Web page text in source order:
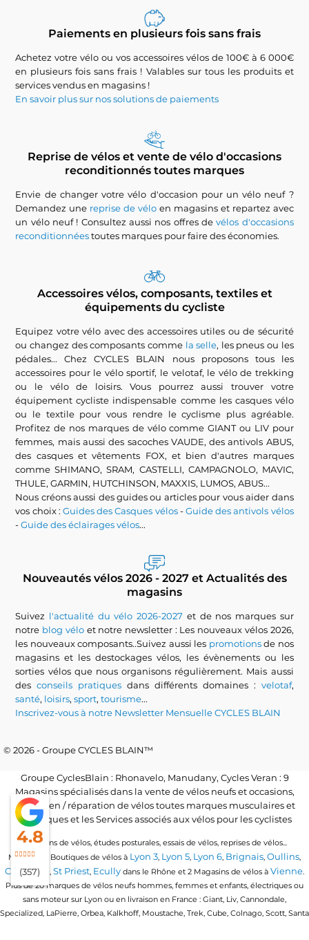
Paiements en plusieurs fois sans frais
Achetez votre vélo ou vos accessoires vélos de 100€ à 6 000€
en plusieurs fois sans frais ! Valables sur tous les produits et
services vendus en magasins !
En savoir plus sur nos solutions de paiements
Reprise de vélos et vente de vélo d'occasions
reconditionnés toutes marques
Envie de changer votre vélo d'occasion pour un vélo neuf ?
Demandez une reprise de vélo en magasins et repartez avec
un vélo neuf ! Consultez aussi nos offres devélos d'occasions
reconditionnéestoutes marques pour faire des économies.
Accessoires vélos, composants, textiles et
équipements du cycliste
Equipez votre vélo avec des accessoires utiles ou de sécurité
ou changez des composants comme la selle, les pneus ou les
pédales... Chez CYCLES BLAIN nous proposons tous les
accessoires pour le vélo sportif, le velotaf, le vélo de trekking
ou le vélo de loisirs. Vous pourrez aussi trouver votre
équipement cycliste indispensable comme les casques vélo
ou le textile pour vous rendre le cyclisme plus agréable.
Profitez de nos marques de vélo comme GIANT ou LIV pour
femmes, mais aussi des sacoches VAUDE, des antivols ABUS,
des casques et vêtements FOX, et bien d'autres marques
comme SHIMANO, SRAM, CASTELLI, CAMPAGNOLO, MAVIC,
THULE, GARMIN, HUTCHINSON, MAXXIS, LUMOS, ABUS...
Nous créons aussi des guides ou articles pour vous aider dans
vos choix :Guides des Casques vélos-Guide des antivols vélos
-Guide des éclairages vélos...
Nouveautés vélos 2026 - 2027 et Actualités des
magasins
Suivez l'actualité du vélo 2026-2027 et de nos marques sur
notre blog véloet notre newsletter : Les nouveaux vélos 2026,
les nouveaux composants..Suivez aussi les promotionsde nos
magasins et les destockages vélos, les évènements ou les
sorties vélos que nous organisons régulièrement. Mais aussi
desconseils pratiques dans différents domaines : velotaf,
santé, loisirs,sport,tourisme...
Inscrivez-vous à notre Newsletter Mensuelle CYCLES BLAIN
© 2026 - Groupe CYCLES BLAIN™
Groupe CyclesBlain : Rhonavelo, Manudany, Cycles Veran : 9
Magasins spécialisés dans la vente de vélos neufs et occasions,
l'entretien / réparation de vélos toutes marques musculaires et
électriques et les Services associés aux vélos pour les cyclistes
Locations de vélos, études posturales, essais de vélos, reprises de vélos...
Magasins / Boutiques de vélos à Lyon 3 Lyon 5 Lyon 6 Brignais Oullins
Craponne St Priest Ecully dans le Rhône et 2 Magasins de vélos à Vienne
Plus de 20 marques de vélos neufs hommes, femmes et enfants, électriques ou
sans moteur sur Lyon ou en livraison en France : Giant, Liv, Cannondale,
Specialized, LaPierre, Orbea, Kalkhoff, Moustache, Trek, Cube, Colnago, Scott, Santa
4.8
(357)